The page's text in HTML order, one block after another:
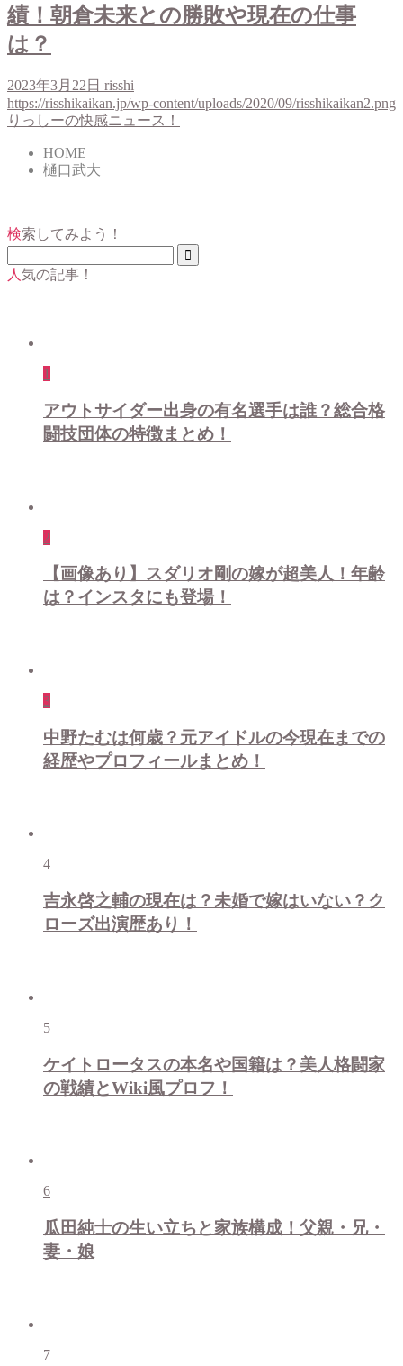
績！朝倉未来との勝敗や現在の仕事
は？
2023年3月22日 risshi
https://risshikaikan.jp/wp-content/uploads/2020/09/risshikaikan2.png
りっしーの快感ニュース！
HOME
樋口武大
検索してみよう！
人気の記事！
1
アウトサイダー出身の有名選手は誰？総合格
闘技団体の特徴まとめ！
2
【画像あり】スダリオ剛の嫁が超美人！年齢
は？インスタにも登場！
3
中野たむは何歳？元アイドルの今現在までの
経歴やプロフィールまとめ！
4
吉永啓之輔の現在は？未婚で嫁はいない？ク
ローズ出演歴あり！
5
ケイトロータスの本名や国籍は？美人格闘家
の戦績とWiki風プロフ！
6
瓜田純士の生い立ちと家族構成！父親・兄・
妻・娘
7